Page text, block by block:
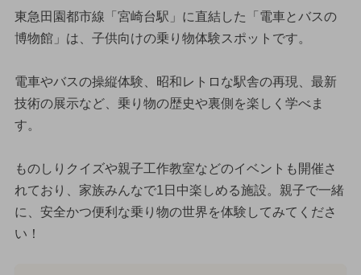
東急田園都市線「宮崎台駅」に直結した「電車とバスの
博物館」は、子供向けの乗り物体験スポットです。
電車やバスの操縦体験、昭和レトロな駅舎の再現、最新
技術の展示など、乗り物の歴史や裏側を楽しく学べま
す。
ものしりクイズや親子工作教室などのイベントも開催さ
れており、家族みんなで1日中楽しめる施設。親子で一緒
に、安全かつ便利な乗り物の世界を体験してみてくださ
い！